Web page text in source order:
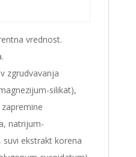
vrednost.
zgrudvavanja
silikat),
natrijum-
ekstrakt korena